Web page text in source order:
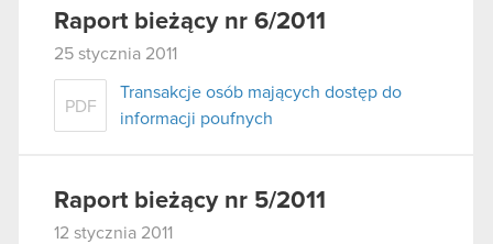
Raport bieżący nr 6/2011
25 stycznia 2011
PDF
Transakcje osób mających dostęp do
informacji poufnych
Raport bieżący nr 5/2011
12 stycznia 2011